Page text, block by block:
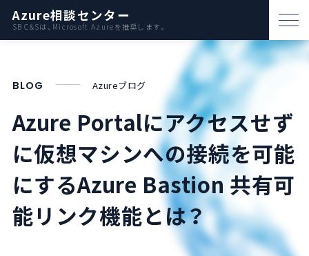
Azure相談センター
SB C&Sは、Microsoft Azureを推奨します。
パートナー支援
資料ダウンロード
お問い合わせ
Azureとは
AWS比較
BLOG Azureブログ
Azure Portalにアクセスせず
に仮想マシンへの接続を可能
にするAzure Bastion 共有可
能リンク機能とは？